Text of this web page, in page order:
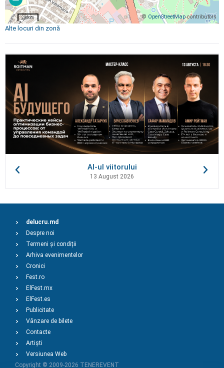
© OpenStreetMapcontributors
200 m
Alte locuri din zonă
AI-ul viitorului
13 August 2026
delucru.md
Despre noi
Termeni și condiții
Arhiva evenimentelor
Cronici
Fest.ro
ElFest.mx
ElFest.es
Publicitate
Vânzare de bilete
Contacte
Artiști
Versiunea Web
Copyright © 2009-2026 TENEREVENT